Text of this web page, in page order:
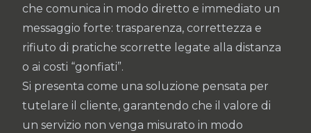
che comunica in modo diretto e immediato un
messaggio forte: trasparenza, correttezza e
rifiuto di pratiche scorrette legate alla distanza
o ai costi “gonfiati”.
Si presenta come una soluzione pensata per
tutelare il cliente, garantendo che il valore di
un servizio non venga misurato in modo